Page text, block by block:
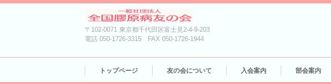
〒102-0071 東京都千代田区富士見2-4-9-203
電話 050-1726-3315 FAX 050-1726-1944
トップページ 友の会について 入会案内 部会案内